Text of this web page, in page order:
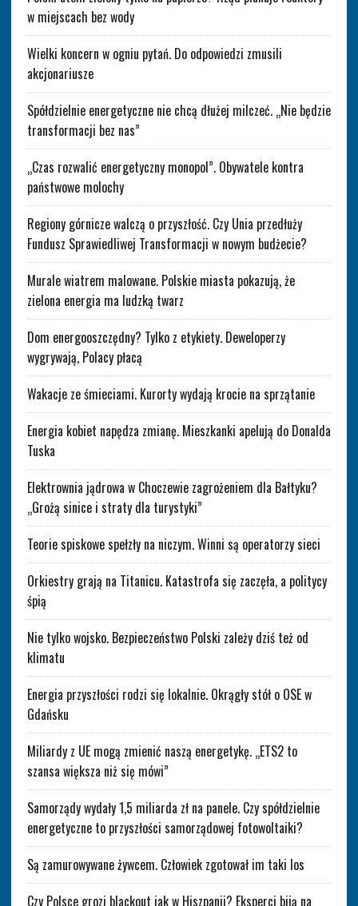
w miejscach bez wody
Wielki koncern w ogniu pytań. Do odpowiedzi zmusili
akcjonariusze
Spółdzielnie energetyczne nie chcą dłużej milczeć. „Nie będzie
transformacji bez nas”
„Czas rozwalić energetyczny monopol”. Obywatele kontra
państwowe molochy
Regiony górnicze walczą o przyszłość. Czy Unia przedłuży
Fundusz Sprawiedliwej Transformacji w nowym budżecie?
Murale wiatrem malowane. Polskie miasta pokazują, że
zielona energia ma ludzką twarz
Dom energooszczędny? Tylko z etykiety. Deweloperzy
wygrywają, Polacy płacą
Wakacje ze śmieciami. Kurorty wydają krocie na sprzątanie
Energia kobiet napędza zmianę. Mieszkanki apelują do Donalda
Tuska
Elektrownia jądrowa w Choczewie zagrożeniem dla Bałtyku?
„Grożą sinice i straty dla turystyki”
Teorie spiskowe spełzły na niczym. Winni są operatorzy sieci
Orkiestry grają na Titanicu. Katastrofa się zaczęła, a politycy
śpią
Nie tylko wojsko. Bezpieczeństwo Polski zależy dziś też od
klimatu
Energia przyszłości rodzi się lokalnie. Okrągły stół o OSE w
Gdańsku
Miliardy z UE mogą zmienić naszą energetykę. „ETS2 to
szansa większa niż się mówi”
Samorządy wydały 1,5 miliarda zł na panele. Czy spółdzielnie
energetyczne to przyszłości samorządowej fotowoltaiki?
Są zamurowywane żywcem. Człowiek zgotował im taki los
Czy Polsce grozi blackout jak w Hiszpanii? Eksperci biją na